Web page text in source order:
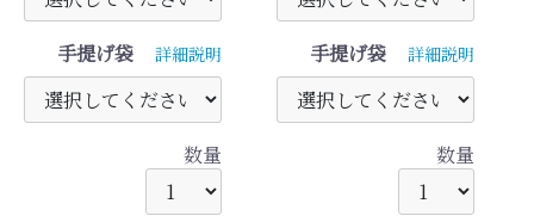
手提げ袋 詳細説明
数量
手提げ袋 詳細説明
数量